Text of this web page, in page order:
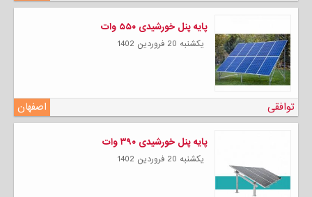
پایه پنل خورشیدی ۵۵۰ وات
يكشنبه 20 فروردين 1402
اصفهان توافقی
پایه پنل خورشیدی ۳۹۰ وات
يكشنبه 20 فروردين 1402